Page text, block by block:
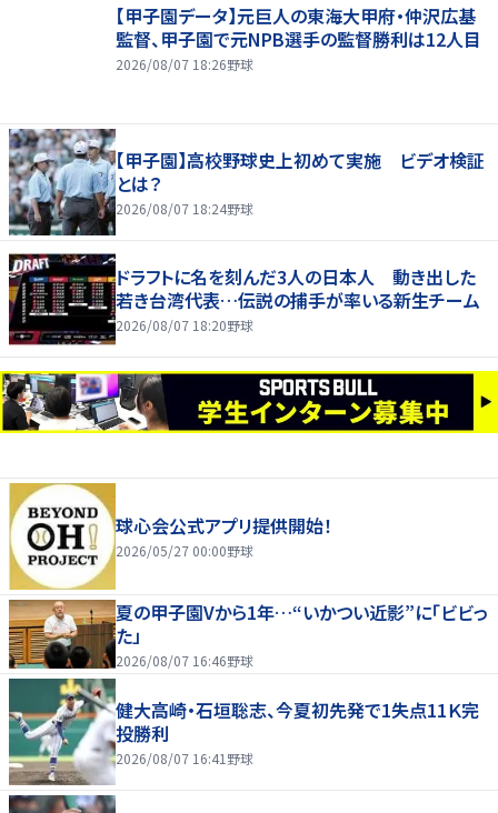
【甲子園データ】元巨人の東海大甲府・仲沢広基
監督、甲子園で元NPB選手の監督勝利は12人目
2026/08/07 18:26野球
【甲子園】高校野球史上初めて実施 ビデオ検証
とは？
2026/08/07 18:24野球
ドラフトに名を刻んだ3人の日本人 動き出した
若き台湾代表…伝説の捕手が率いる新生チーム
2026/08/07 18:20野球
球心会公式アプリ提供開始！
2026/05/27 00:00野球
夏の甲子園Vから1年…“いかつい近影”に「ビビっ
た」
2026/08/07 16:46野球
健大高崎・石垣聡志、今夏初先発で1失点11Ｋ完
投勝利
2026/08/07 16:41 野球